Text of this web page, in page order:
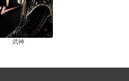
武神